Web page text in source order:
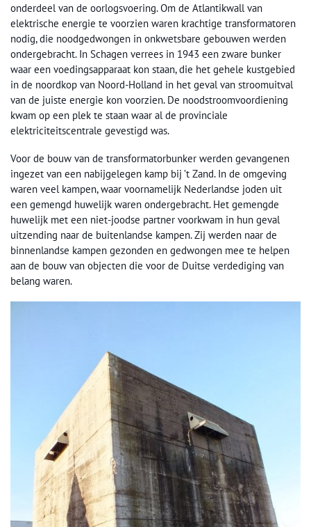
onderdeel van de oorlogsvoering. Om de Atlantikwall van
elektrische energie te voorzien waren krachtige transformatoren
nodig, die noodgedwongen in onkwetsbare gebouwen werden
ondergebracht. In Schagen verrees in 1943 een zware bunker
waar een voedingsapparaat kon staan, die het gehele kustgebied
in de noordkop van Noord-Holland in het geval van stroomuitval
van de juiste energie kon voorzien. De noodstroomvoordiening
kwam op een plek te staan waar al de provinciale
elektriciteitscentrale gevestigd was.
Voor de bouw van de transformatorbunker werden gevangenen
ingezet van een nabijgelegen kamp bij ’t Zand. In de omgeving
waren veel kampen, waar voornamelijk Nederlandse joden uit
een gemengd huwelijk waren ondergebracht. Het gemengde
huwelijk met een niet-joodse partner voorkwam in hun geval
uitzending naar de buitenlandse kampen. Zij werden naar de
binnenlandse kampen gezonden en gedwongen mee te helpen
aan de bouw van objecten die voor de Duitse verdediging van
belang waren.